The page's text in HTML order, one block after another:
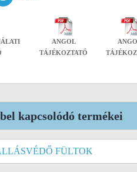
ANGOL
TÁJÉKOZTATÓ
kapcsolódó termékei
FÜLTOK